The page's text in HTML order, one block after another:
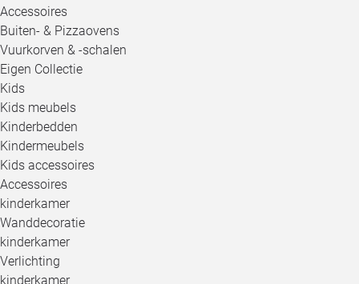
Accessoires
Buiten- & Pizzaovens
Vuurkorven & -schalen
Eigen Collectie
Kids
Kids meubels
Kinderbedden
Kindermeubels
Kids accessoires
Accessoires
kinderkamer
Wanddecoratie
kinderkamer
Verlichting
kinderkamer